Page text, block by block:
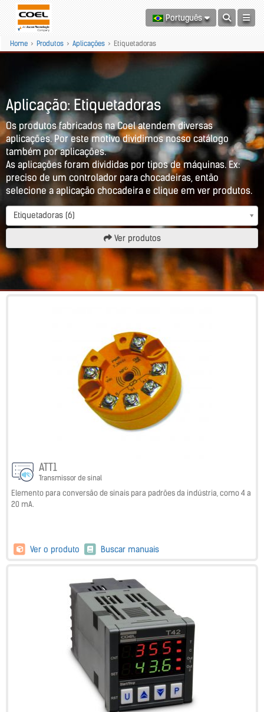
Português
Home > Produtos > Aplicações > Etiquetadoras
Aplicação: Etiquetadoras
Os produtos fabricados na Coel atendem diversas
aplicações. Por este motivo dividimos nosso catálogo
também por aplicações.
As aplicações foram divididas por tipos de máquinas. Ex:
preciso de um controlador para chocadeiras, então
selecione a aplicação chocadeira e clique em ver produtos.
Etiquetadoras (6)
Ver produtos
ATT1
Transmissor de sinal
Elemento para conversão de sinais para padrões da indústria, como 4 a
20 mA.
Ver o produto Buscar manuais